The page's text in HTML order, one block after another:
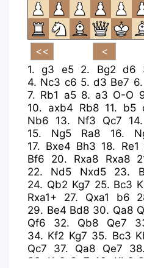
1.g3 e5 2. Bg2 d6
4. Nc3 c6 5. d3 Be7 6.
7. Rb1 a5 8. a3 O-O
10. axb4 Rb8 11. b5
Nb6
13. Nf3 Qc7 14.
15. Ng5 Ra8 16.
17. Bxe4 Bh3 18. Re1
Bf6
20. Rxa8 Rxa8
22. Nd5 Nxd5 23.
24. Qb2 Kg7 25. Bc3
Rxa1+
27. Qxa1 b6
29. Be4 Bd8 30. Qa8
Qf6
32. Qb8 Qe7
34. Kf2 Kg7 35. Bc3
Qc7
37. Qa8 Qe7
39. Kc2 Qe7 40. Kb2